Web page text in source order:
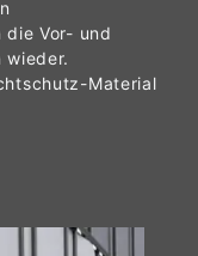
Vor- und
wieder.
Material